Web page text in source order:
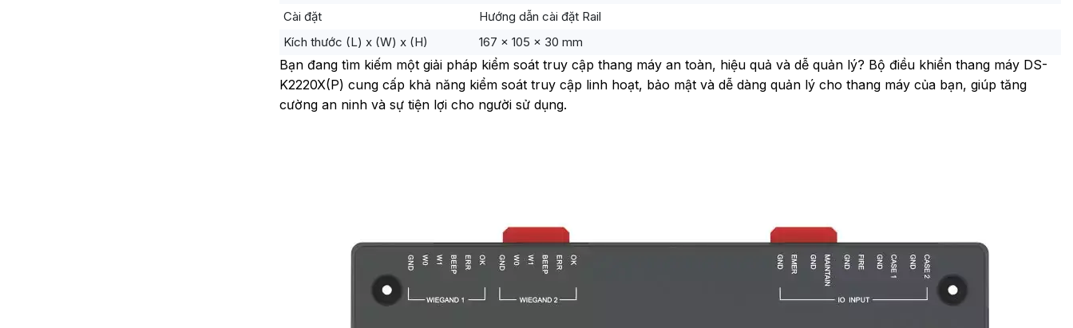
Cài đặt
Hướng dẫn cài đặt Rail
Kích thước (L) x (W) x (H)
167 x 105 x 30 mm
Bạn đang tìm kiếm một giải pháp kiểm soát truy cập thang máy an toàn, hiệu quả và dễ quản lý? Bộ điều khiển thang máy DS-
K2220X(P) cung cấp khả năng kiểm soát truy cập linh hoạt, bảo mật và dễ dàng quản lý cho thang máy của bạn, giúp tăng
cường an ninh và sự tiện lợi cho người sử dụng.